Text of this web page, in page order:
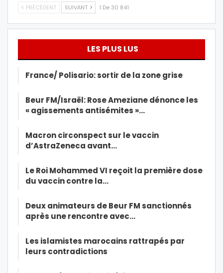
PRÉCÉDENT SUIVANT 1 De 30 841
LES PLUS LUS
France/ Polisario: sortir de la zone grise
Beur FM/Israël: Rose Ameziane dénonce les
« agissements antisémites »…
Macron circonspect sur le vaccin
d’AstraZeneca avant…
Le Roi Mohammed VI reçoit la première dose
du vaccin contre la…
Deux animateurs de Beur FM sanctionnés
après une rencontre avec…
Les islamistes marocains rattrapés par
leurs contradictions